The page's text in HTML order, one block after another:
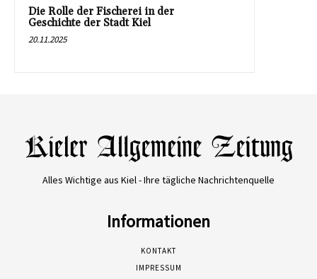
Die Rolle der Fischerei in der
Geschichte der Stadt Kiel
20.11.2025
Alles Wichtige aus Kiel - Ihre tägliche Nachrichtenquelle
Informationen
KONTAKT
IMPRESSUM